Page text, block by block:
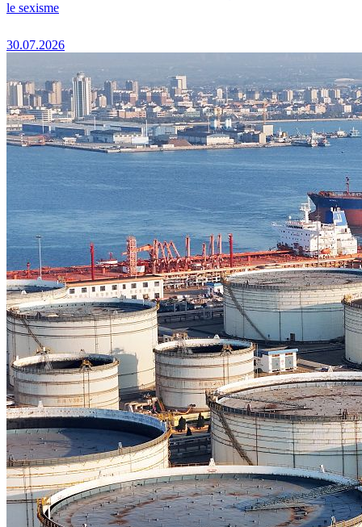
le sexisme
30.07.2026